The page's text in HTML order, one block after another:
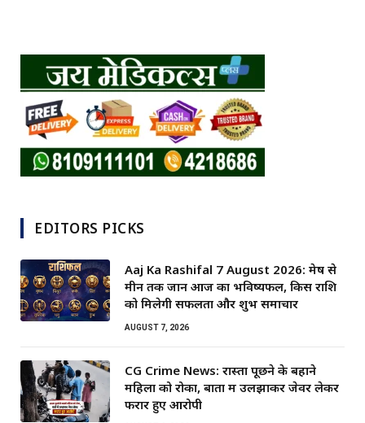
EDITORS PICKS
Aaj Ka Rashifal 7 August 2026: मेष से
मीन तक जानें आज का भविष्यफल, किस राशि
को मिलेगी सफलता और शुभ समाचार
AUGUST 7, 2026
CG Crime News: रास्ता पूछने के बहाने
महिला को रोका, बातों में उलझाकर जेवर लेकर
फरार हुए आरोपी